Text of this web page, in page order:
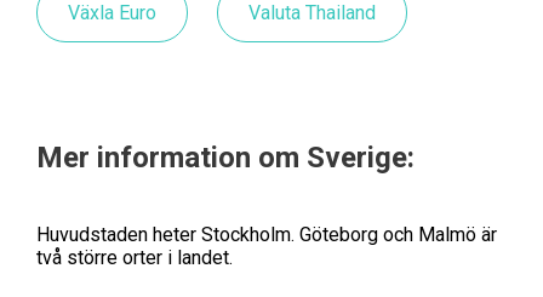
Växla Euro Valuta Thailand
Mer information om Sverige:
Huvudstaden heter Stockholm. Göteborg och Malmö är
två större orter i landet.